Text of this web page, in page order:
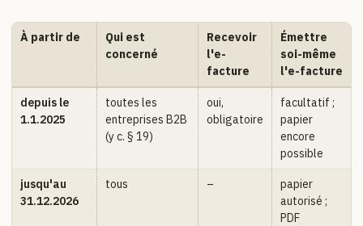
À partir de
Qui est
concerné
Recevoir
l'e-
facture
Émettre
soi-même
l'e-facture
depuis le
1.1.2025
toutes les
entreprises B2B
(y c. § 19)
oui,
obligatoire
facultatif ;
papier
encore
possible
jusqu'au
31.12.2026
tous –
papier
autorisé ;
PDF